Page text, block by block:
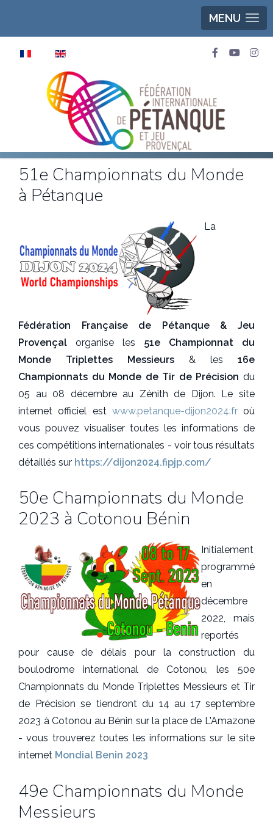
MENU
51e Championnats du Monde
à Pétanque
La
Fédération Française de Pétanque & Jeu
Provençal organise les 51e Championnat du
Monde Triplettes Messieurs & les 16e
Championnats du Monde de Tir de Précision du
05 au 08 décembre au Zénith de Dijon. Le site
internet officiel est www.petanque-dijon2024.froù
vous pouvez visualiser toutes les informations de
ces compétitions internationales - voir tous résultats
détaillés sur https://dijon2024.fipjp.com/
50e Championnats du Monde
2023 à Cotonou Bénin
Initialement
programmé
en
décembre
2022, mais
reportés
pour cause de délais pour la construction du
boulodrome international de Cotonou, les 50e
Championnats du Monde Triplettes Messieurs et Tir
de Précision se tiendront du 14 au 17 septembre
2023 à Cotonou au Bénin sur la place de L'Amazone
- vous trouverez toutes les informations sur le site
internet Mondial Benin 2023
49e Championnats du Monde
Messieurs